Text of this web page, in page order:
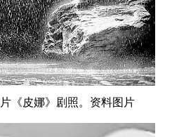
《皮娜》剧照。资料图片